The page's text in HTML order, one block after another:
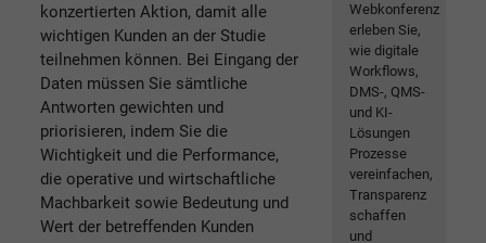
konzertierten Aktion, damit alle
wichtigen Kunden an der Studie
teilnehmen können. Bei Eingang der
Daten müssen Sie sämtliche
Antworten gewichten und
priorisieren, indem Sie die
Wichtigkeit und die Performance,
die operative und wirtschaftliche
Machbarkeit sowie Bedeutung und
Wert der betreffenden Kunden
Webkonferenz
erleben Sie,
wie digitale
Workflows,
DMS-, QMS-
und KI-
Lösungen
Prozesse
vereinfachen,
Transparenz
schaffen
und